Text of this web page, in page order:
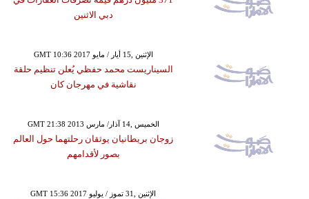
دبي الاثنين
GMT 10:36 2017 الإثنين ,15 أيار / مايو
السيناريست محمد حفظي يُعلن تنظيم حلقة
نقاشية في مهرجان كان
GMT 21:38 2013 الخميس ,14 آذار/ مارس
زوجان بريطانيان يوثقان رحلتهما حول العالم
بصور لأقدامهم
GMT 15:36 2017 الإثنين ,31 تموز / يوليو